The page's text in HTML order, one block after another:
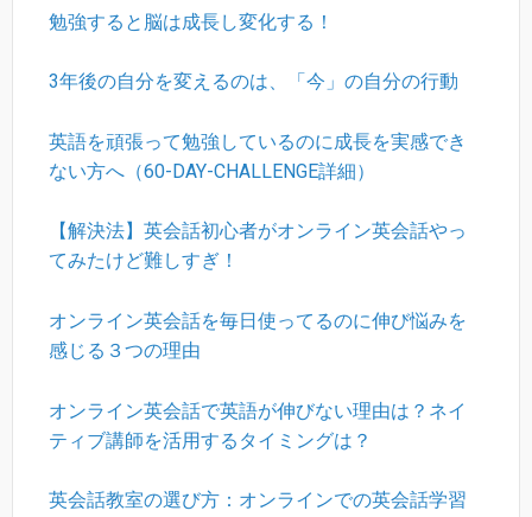
勉強すると脳は成長し変化する！
3年後の自分を変えるのは、「今」の自分の行動
英語を頑張って勉強しているのに成長を実感でき
ない方へ（60-DAY-CHALLENGE詳細）
【解決法】英会話初心者がオンライン英会話やっ
てみたけど難しすぎ！
オンライン英会話を毎日使ってるのに伸び悩みを
感じる３つの理由
オンライン英会話で英語が伸びない理由は？ネイ
ティブ講師を活用するタイミングは？
英会話教室の選び方：オンラインでの英会話学習